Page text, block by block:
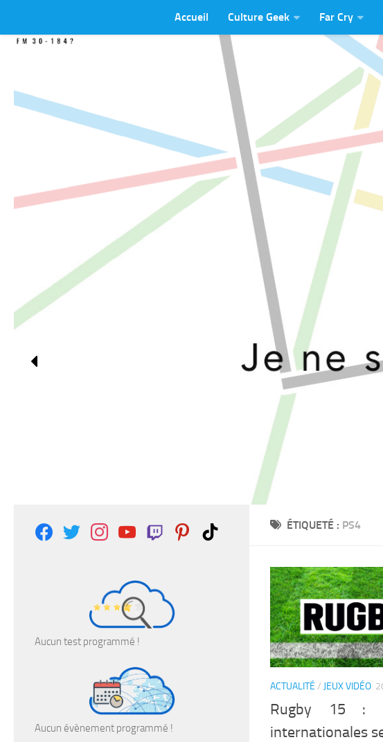
Accueil Culture Geek Far Cry
ÉTIQUETÉ : PS4
ACTUALITÉ / JEUX VIDÉO
Rugby 15 :
internationales
facebooktwitter instagramyoutubetwitch pinteresttiktok
Aucun test programmé !
Aucun évènement programmé !